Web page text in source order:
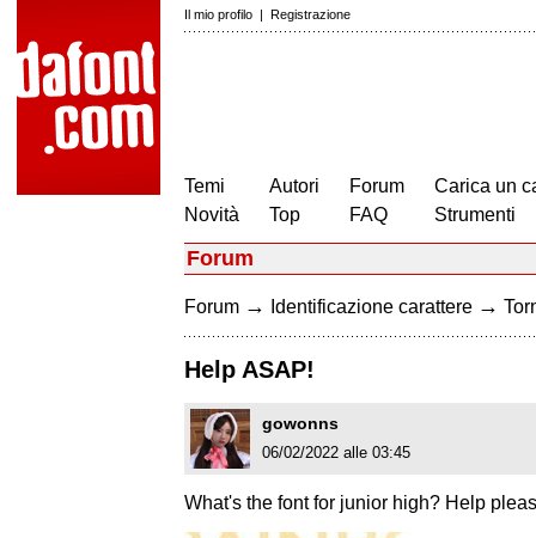
Il mio profilo | Registrazione
Temi
Novità
Autori
Top
Forum
FAQ
Carica un
Strumenti
Forum
Forum → Identificazione carattere →
Help ASAP!
gowonns
06/02/2022 alle 03:45
What's the font for junior high? Help